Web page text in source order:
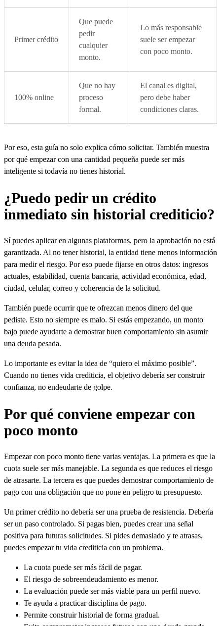
Primer crédito
Que puede
pedir
cualquier
monto.
Lo más responsable
suele ser empezar
con poco monto.
100% online
Que no hay
proceso
formal.
El canal es digital,
pero debe haber
condiciones claras.
Por eso, esta guía no solo explica cómo solicitar. También muestra
por qué empezar con una cantidad pequeña puede ser más
inteligente si todavía no tienes historial.
¿Puedo pedir un crédito
inmediato sin historial crediticio?
Sí puedes aplicar en algunas plataformas, pero la aprobación no está
garantizada. Al no tener historial, la entidad tiene menos información
para medir el riesgo. Por eso puede fijarse en otros datos: ingresos
actuales, estabilidad, cuenta bancaria, actividad económica, edad,
ciudad, celular, correo y coherencia de la solicitud.
También puede ocurrir que te ofrezcan menos dinero del que
pediste. Esto no siempre es malo. Si estás empezando, un monto
bajo puede ayudarte a demostrar buen comportamiento sin asumir
una deuda pesada.
Lo importante es evitar la idea de “quiero el máximo posible”.
Cuando no tienes vida crediticia, el objetivo debería ser construir
confianza, no endeudarte de golpe.
Por qué conviene empezar con
poco monto
Empezar con poco monto tiene varias ventajas. La primera es que la
cuota suele ser más manejable. La segunda es que reduces el riesgo
de atrasarte. La tercera es que puedes demostrar comportamiento de
pago con una obligación que no pone en peligro tu presupuesto.
Un primer crédito no debería ser una prueba de resistencia. Debería
ser un paso controlado. Si pagas bien, puedes crear una señal
positiva para futuras solicitudes. Si pides demasiado y te atrasas,
puedes empezar tu vida crediticia con un problema.
La cuota puede ser más fácil de pagar.
El riesgo de sobreendeudamiento es menor.
La evaluación puede ser más viable para un perfil nuevo.
Te ayuda a practicar disciplina de pago.
Permite construir historial de forma gradual.